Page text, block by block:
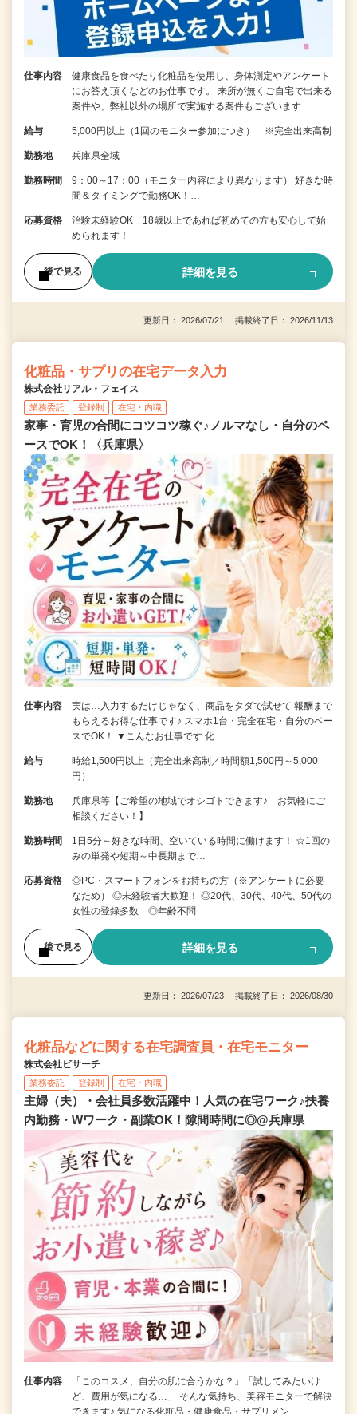
仕事内容
健康食品を食べたり化粧品を使用し、身体測定やアンケート
にお答え頂くなどのお仕事です。 来所が無くご自宅で出来る
案件や、弊社以外の場所で実施する案件もございます…
給与 5,000円以上（1回のモニター参加につき） ※完全出来高制
勤務地 兵庫県全域
勤務時間
9：00～17：00（モニター内容により異なります） 好きな時
間＆タイミングで勤務OK！…
応募資格
治験未経験OK 18歳以上であれば初めての方も安心して始
められます！
後で見る 詳細を見る
更新日： 2026/07/21 掲載終了日： 2026/11/13
化粧品・サプリの在宅データ入力
株式会社リアル・フェイス
業務委託 登録制 在宅・内職
家事・育児の合間にコツコツ稼ぐ♪ノルマなし・自分のペ
ースでOK！〈兵庫県〉
仕事内容
実は…入力するだけじゃなく、商品をタダで試せて 報酬まで
もらえるお得な仕事です♪ スマホ1台・完全在宅・自分のペー
スでOK！ ▼こんなお仕事です 化…
給与
時給1,500円以上（完全出来高制／時間額1,500円～5,000
円）
勤務地
兵庫県等【ご希望の地域でオシゴトできます♪ お気軽にご
相談ください！】
勤務時間
1日5分～好きな時間、空いている時間に働けます！ ☆1回の
みの単発や短期～中長期まで…
応募資格
◎PC・スマートフォンをお持ちの方（※アンケートに必要
なため） ◎未経験者大歓迎！ ◎20代、30代、40代、50代の
女性の登録多数 ◎年齢不問
後で見る 詳細を見る
更新日： 2026/07/23 掲載終了日： 2026/08/30
化粧品などに関する在宅調査員・在宅モニター
株式会社ビサーチ
業務委託 登録制 在宅・内職
主婦（夫）・会社員多数活躍中！人気の在宅ワーク♪扶養
内勤務・Wワーク・副業OK！隙間時間に◎@兵庫県
仕事内容
「このコスメ、自分の肌に合うかな？」「試してみたいけ
ど、費用が気になる…」 そんな気持ち、美容モニターで解決